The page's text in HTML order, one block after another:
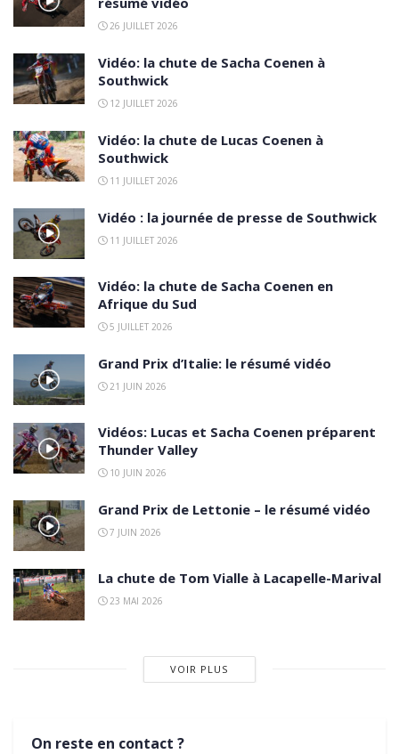
26 JUILLET 2026
Vidéo: la chute de Sacha Coenen à
Southwick
12 JUILLET 2026
Vidéo: la chute de Lucas Coenen à
Southwick
11 JUILLET 2026
Vidéo : la journée de presse de Southwick
11 JUILLET 2026
Vidéo: la chute de Sacha Coenen en
Afrique du Sud
5 JUILLET 2026
Grand Prix d’Italie: le résumé vidéo
21 JUIN 2026
Vidéos: Lucas et Sacha Coenen préparent
Thunder Valley
10 JUIN 2026
Grand Prix de Lettonie – le résumé vidéo
7 JUIN 2026
La chute de Tom Vialle à Lacapelle-Marival
23 MAI 2026
VOIR PLUS
On reste en contact ?